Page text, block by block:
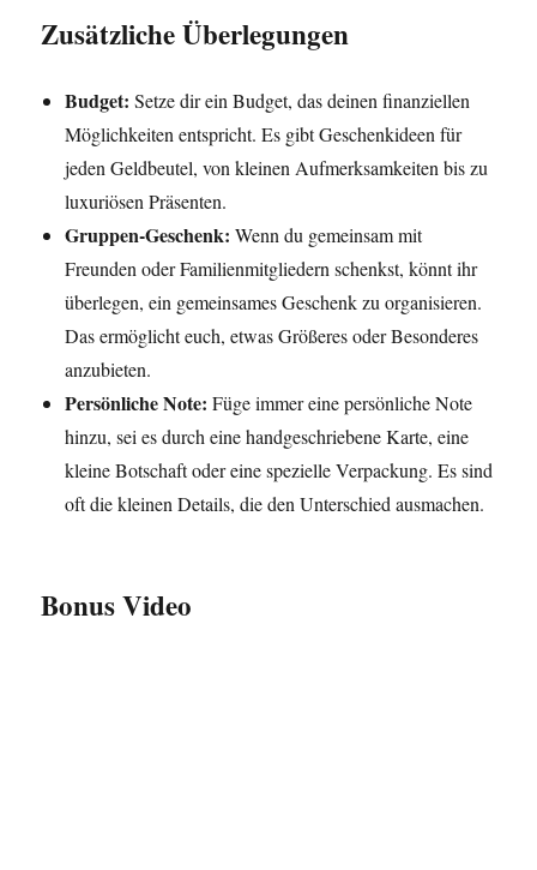
Zusätzliche Überlegungen
Budget: Setze dir ein Budget, das deinen finanziellen
Möglichkeiten entspricht. Es gibt Geschenkideen für
jeden Geldbeutel, von kleinen Aufmerksamkeiten bis zu
luxuriösen Präsenten.
Gruppen-Geschenk: Wenn du gemeinsam mit
Freunden oder Familienmitgliedern schenkst, könnt ihr
überlegen, ein gemeinsames Geschenk zu organisieren.
Das ermöglicht euch, etwas Größeres oder Besonderes
anzubieten.
Persönliche Note: Füge immer eine persönliche Note
hinzu, sei es durch eine handgeschriebene Karte, eine
kleine Botschaft oder eine spezielle Verpackung. Es sind
oft die kleinen Details, die den Unterschied ausmachen.
Bonus Video